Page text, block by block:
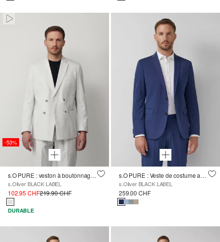
Paused • Muted
-53%
s.O PURE : veston à boutonnage croisé, coupe Slim Fit
s.Oliver BLACK LABEL
102.95 CHF219.90 CHF
DURABLE
s.O PURE : Veste de costume avec une fine structure tissée
s.Oliver BLACK LABEL
259.00 CHF